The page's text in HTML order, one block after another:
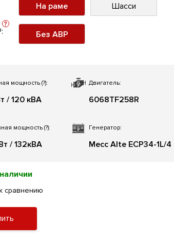
На раме Шасси
?
Без АВР
мощность (?):
/ 120 кВА
Двигатель:
6068TF258R
мощность(?):
/ 132кВА
Генератор:
Mecc Alte ECP34-1L/4
сравнению